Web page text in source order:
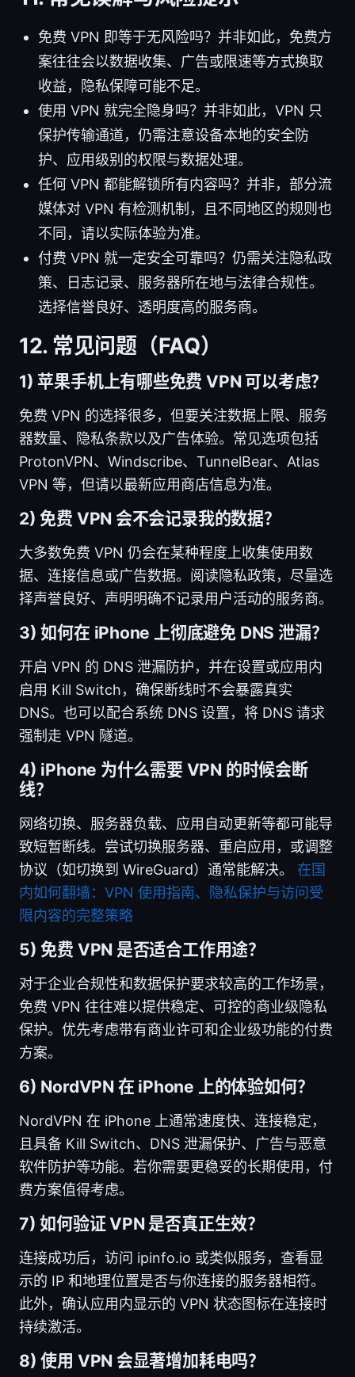
免费 VPN 即等于无风险吗？并非如此，免费方
案往往会以数据收集、广告或限速等方式换取
收益，隐私保障可能不足。
使用 VPN 就完全隐身吗？并非如此，VPN 只
保护传输通道，仍需注意设备本地的安全防
护、应用级别的权限与数据处理。
任何 VPN 都能解锁所有内容吗？并非，部分流
媒体对 VPN 有检测机制，且不同地区的规则也
不同，请以实际体验为准。
付费 VPN 就一定安全可靠吗？仍需关注隐私政
策、日志记录、服务器所在地与法律合规性。
选择信誉良好、透明度高的服务商。
12. 常见问题（FAQ）
1) 苹果手机上有哪些免费 VPN 可以考虑？
免费 VPN 的选择很多，但要关注数据上限、服务
器数量、隐私条款以及广告体验。常见选项包括
ProtonVPN、Windscribe、TunnelBear、Atlas
VPN 等，但请以最新应用商店信息为准。
2) 免费 VPN 会不会记录我的数据？
大多数免费 VPN 仍会在某种程度上收集使用数
据、连接信息或广告数据。阅读隐私政策，尽量选
择声誉良好、声明明确不记录用户活动的服务商。
3) 如何在 iPhone 上彻底避免 DNS 泄漏？
开启 VPN 的 DNS 泄漏防护，并在设置或应用内
启用 Kill Switch，确保断线时不会暴露真实
DNS。也可以配合系统 DNS 设置，将 DNS 请求
强制走 VPN 隧道。
4) iPhone 为什么需要 VPN 的时候会断
线？
网络切换、服务器负载、应用自动更新等都可能导
致短暂断线。尝试切换服务器、重启应用，或调整
协议（如切换到 WireGuard）通常能解决。 在国
内如何翻墙：VPN 使用指南、隐私保护与访问受
限内容的完整策略
5) 免费 VPN 是否适合工作用途？
对于企业合规性和数据保护要求较高的工作场景，
免费 VPN 往往难以提供稳定、可控的商业级隐私
保护。优先考虑带有商业许可和企业级功能的付费
方案。
6) NordVPN 在 iPhone 上的体验如何？
NordVPN 在 iPhone 上通常速度快、连接稳定，
且具备 Kill Switch、DNS 泄漏保护、广告与恶意
软件防护等功能。若你需要更稳妥的长期使用，付
费方案值得考虑。
7) 如何验证 VPN 是否真正生效？
连接成功后，访问 ipinfo.io 或类似服务，查看显
示的 IP 和地理位置是否与你连接的服务器相符。
此外，确认应用内显示的 VPN 状态图标在连接时
持续激活。
8) 使用 VPN 会显著增加耗电吗？